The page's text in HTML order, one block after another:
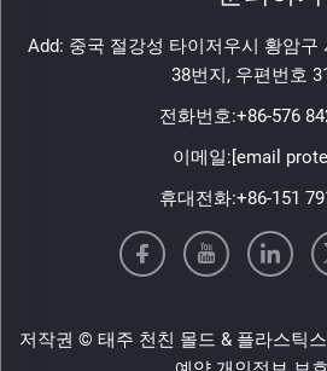
Add: 중국 절강성 타이저우시 황암구
38번지, 우편번호
전화번호:+86-576
이메일:[email
휴대전화:+86-151
저작권 © 태주 천친 몰드 & 플라스틱